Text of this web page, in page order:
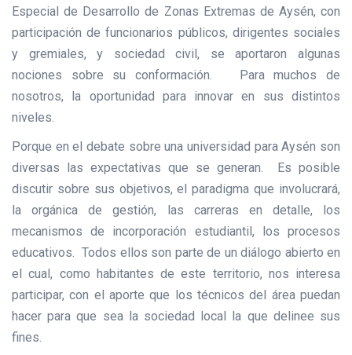
Especial de Desarrollo de Zonas Extremas de Aysén, con
participación de funcionarios públicos, dirigentes sociales
y gremiales, y sociedad civil, se aportaron algunas
nociones sobre su conformación. Para muchos de
nosotros, la oportunidad para innovar en sus distintos
niveles.
Porque en el debate sobre una universidad para Aysén son
diversas las expectativas que se generan. Es posible
discutir sobre sus objetivos, el paradigma que involucrará,
la orgánica de gestión, las carreras en detalle, los
mecanismos de incorporación estudiantil, los procesos
educativos. Todos ellos son parte de un diálogo abierto en
el cual, como habitantes de este territorio, nos interesa
participar, con el aporte que los técnicos del área puedan
hacer para que sea la sociedad local la que delinee sus
fines.